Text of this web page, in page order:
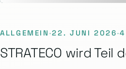
ALLGEMEIN ·22. JUNI 2026·
STRATECO wird Teil